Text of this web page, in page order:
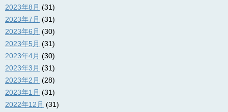
2023年8月 (31)
2023年7月 (31)
2023年6月 (30)
2023年5月 (31)
2023年4月 (30)
2023年3月 (31)
2023年2月 (28)
2023年1月 (31)
2022年12月 (31)